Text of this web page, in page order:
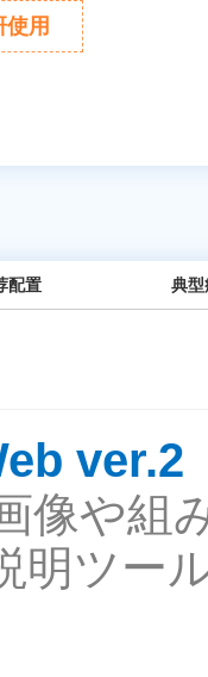
用
配置 典型
ver.2
像や組
明ツー